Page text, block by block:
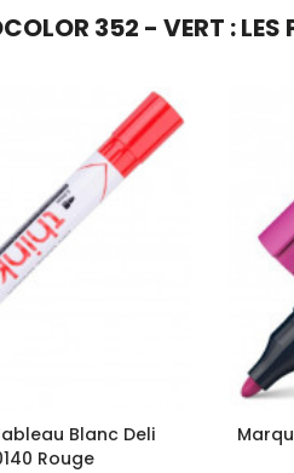
352 - VERT : LES
Blanc Deli
Rouge